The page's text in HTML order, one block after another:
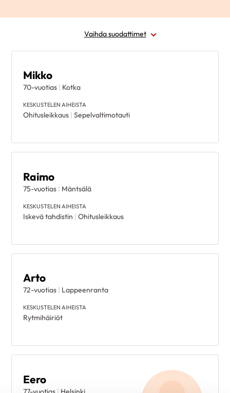
Vaihda suodattimet
Kielitaito
Mikko
70-vuotias| Kotka
KESKUSTELEN AIHEISTA
Ohitusleikkaus| Sepelvaltimotauti
Raimo
75-vuotias| Mäntsälä
KESKUSTELEN AIHEISTA
Iskevä tahdistin | Ohitusleikkaus
Arto
72-vuotias| Lappeenranta
KESKUSTELEN AIHEISTA
Rytmihäiriöt
Eero